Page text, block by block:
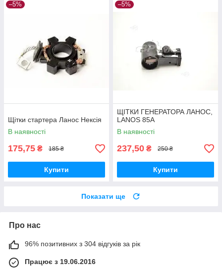
–5%
Щітки стартера Ланос Нексія
В наявності
175,75 ₴ 185 ₴
Купити
–5%
ЩІТКИ ГЕНЕРАТОРА ЛАНОС,
LANOS 85А
В наявності
237,50 ₴ 250 ₴
Купити
Показати ще
Про нас
96% позитивних з 304 відгуків за рік
Працює з 19.06.2016